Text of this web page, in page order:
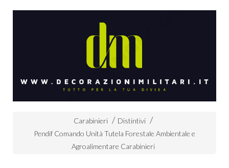
Carabinieri
Distintivi
Pendif Comando Unità Tutela Forestale Ambientale e
Agroalimentare Carabinieri